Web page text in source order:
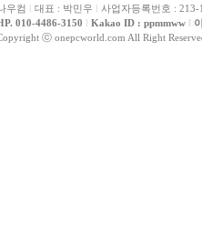
우컴 l 대표 : 박민우 l 사업자등록번호 :
010-4486-3150 l Kakao ID : ppmmww l
ⓒ onepcworld.com All Right